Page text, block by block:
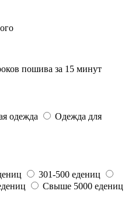
пошива за 15 минут
одежда
Одежда для
301-500 едениц
Свыше 5000 едениц